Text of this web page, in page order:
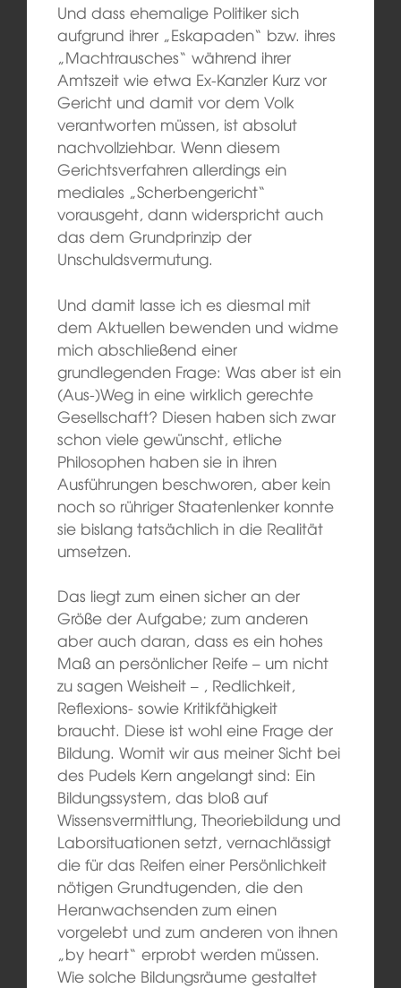
Und dass ehemalige Politiker sich
aufgrund ihrer „Eskapaden“ bzw. ihres
„Machtrausches“ während ihrer
Amtszeit wie etwa Ex-Kanzler Kurz vor
Gericht und damit vor dem Volk
verantworten müssen, ist absolut
nachvollziehbar. Wenn diesem
Gerichtsverfahren allerdings ein
mediales „Scherbengericht“
vorausgeht, dann widerspricht auch
das dem Grundprinzip der
Unschuldsvermutung.
Und damit lasse ich es diesmal mit
dem Aktuellen bewenden und widme
mich abschließend einer
grundlegenden Frage: Was aber ist ein
(Aus-)Weg in eine wirklich gerechte
Gesellschaft? Diesen haben sich zwar
schon viele gewünscht, etliche
Philosophen haben sie in ihren
Ausführungen beschworen, aber kein
noch so rühriger Staatenlenker konnte
sie bislang tatsächlich in die Realität
umsetzen.
Das liegt zum einen sicher an der
Größe der Aufgabe; zum anderen
aber auch daran, dass es ein hohes
Maß an persönlicher Reife – um nicht
zu sagen Weisheit – , Redlichkeit,
Reflexions- sowie Kritikfähigkeit
braucht. Diese ist wohl eine Frage der
Bildung. Womit wir aus meiner Sicht bei
des Pudels Kern angelangt sind: Ein
Bildungssystem, das bloß auf
Wissensvermittlung, Theoriebildung und
Laborsituationen setzt, vernachlässigt
die für das Reifen einer Persönlichkeit
nötigen Grundtugenden, die den
Heranwachsenden zum einen
vorgelebt und zum anderen von ihnen
„by heart“ erprobt werden müssen.
Wie solche Bildungsräume gestaltet